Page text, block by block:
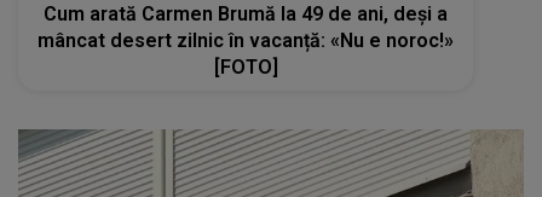
Cum arată Carmen Brumă la 49 de ani, deși a
mâncat desert zilnic în vacanță: «Nu e noroc!»
[FOTO]